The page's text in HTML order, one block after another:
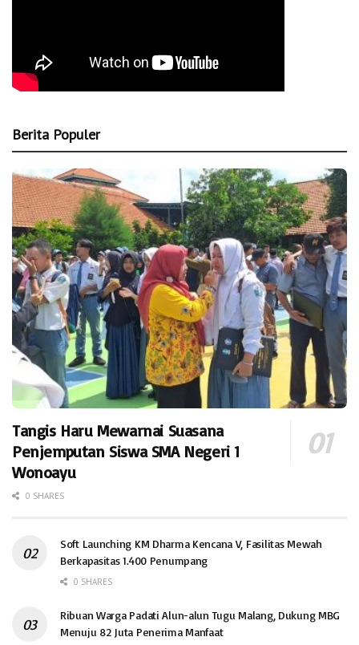
Berita Populer
Tangis Haru Mewarnai Suasana
Penjemputan Siswa SMA Negeri 1
Wonoayu
0 SHARES
Soft Launching KM Dharma Kencana V, Fasilitas Mewah
Berkapasitas 1.400 Penumpang
0 SHARES
Ribuan Warga Padati Alun-alun Tugu Malang, Dukung MBG
Menuju 82 Juta Penerima Manfaat